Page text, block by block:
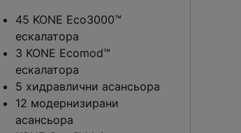
45 KONE Eco3000™
ескалатора
3 KONE Ecomod™
ескалатора
5 хидравлични асансьора
12 модернизирани
асансьора